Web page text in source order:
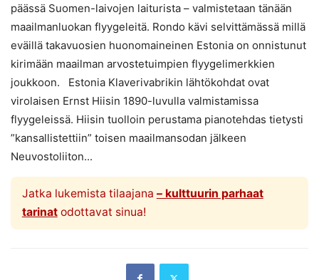
päässä Suomen-laivojen laiturista – valmistetaan tänään
maailmanluokan flyygeleitä. Rondo kävi selvittämässä millä
eväillä takavuosien huonomaineinen Estonia on onnistunut
kirimään maailman arvostetuimpien flyygelimerkkien
joukkoon. Estonia Klaverivabrikin lähtökohdat ovat
virolaisen Ernst Hiisin 1890-luvulla valmistamissa
flyygeleissä. Hiisin tuolloin perustama pianotehdas tietysti
”kansallistettiin” toisen maailmansodan jälkeen
Neuvostoliiton...
Jatka lukemista tilaajana – kulttuurin parhaat
tarinatodottavat sinua!